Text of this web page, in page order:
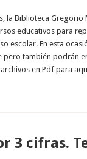
la Biblioteca Gregorio
educativos para
escolar. En esta
pero también podrán
en Pdf para
3 cifras.